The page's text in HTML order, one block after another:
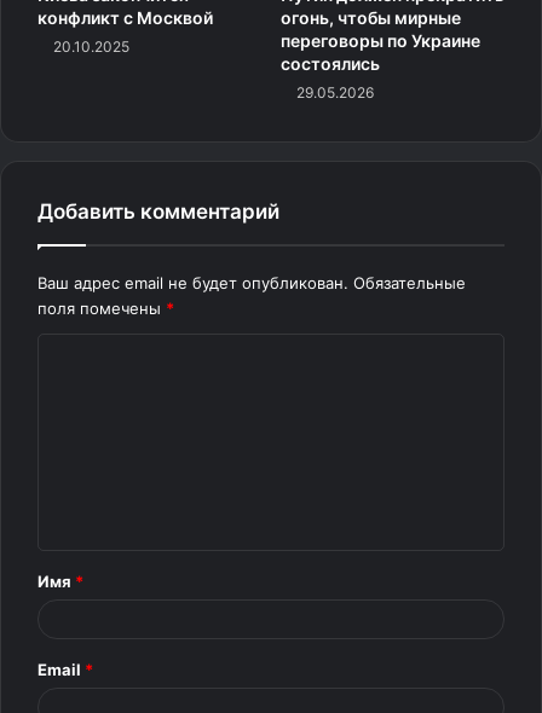
стратегия выхода из кровавого тупика уже стала
конфликт с Москвой
20.10.2025
огонь, чтобы мирные
переговоры по Украине
состоялись
29.05.2026
Добавить комментарий
Ваш адрес email не будет опубликован. Обязательные
поля помечены *
и
Имя *
Email *